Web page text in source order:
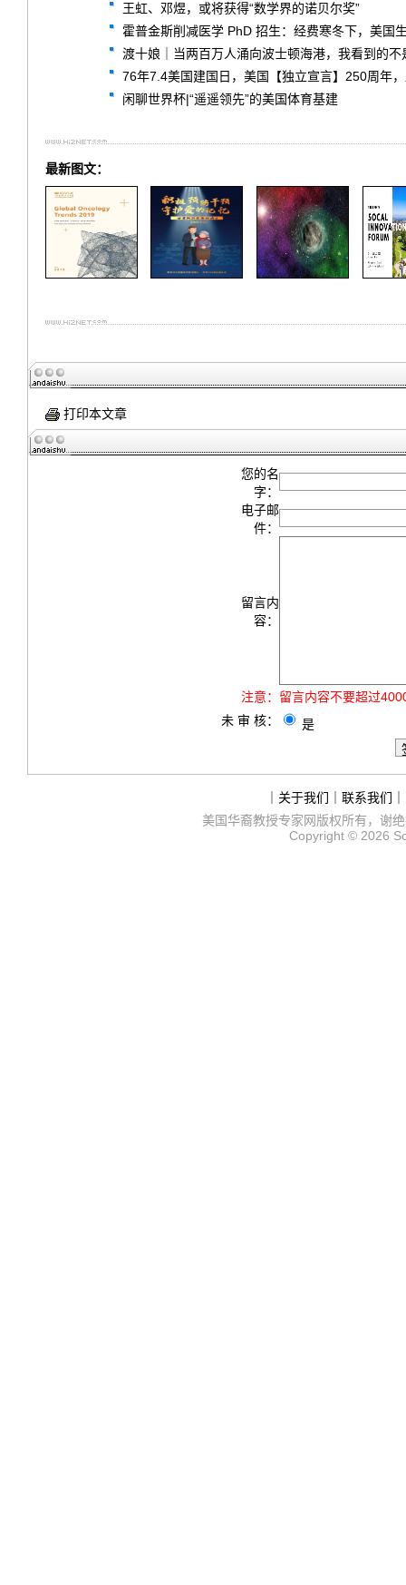
王虹、邓煜，或将获得“数学界的诺贝尔奖”
霍普金斯削减医学 PhD 招生：经费寒冬下，美国
渡十娘｜当两百万人涌向波士顿海港，我看到的不
76年7.4美国建国日，美国【独立宣言】250周年
闲聊世界杯|“遥遥领先”的美国体育基建
最新图文：
打印本文章
您的名
字：
电子邮
件：
留言内
容：
注意： 留言内容不要超过
未 审 核：
是
关于我们 联系我们
美国华裔教授专家网版权所有，谢
Copyright © 2026